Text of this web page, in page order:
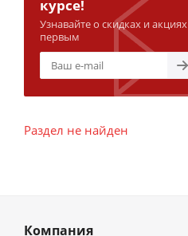
курсе!
Узнавайте о скидках и акциях
первым
Раздел не найден
Компания